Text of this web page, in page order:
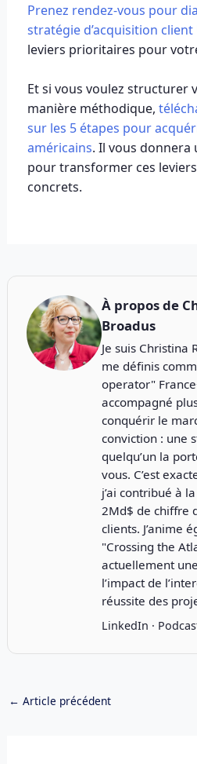
Prenez rendez-vous pour
stratégie d’acquisition client
leviers prioritaires pour
Et si vous voulez structurer
manière méthodique,
sur les 5 étapes pour
américains. Il vous donnera
pour transformer ces
concrets.
À propos de
Broadus
Je suis Christina
me définis
operator"
accompagné
conquérir le
conviction : une
quelqu’un la
vous. C’est
j’ai contribué à
2Md$ de chiffre
clients. J’anime
"Crossing the
actuellement
l’impact de
réussite des
LinkedIn ·
← Article précédent